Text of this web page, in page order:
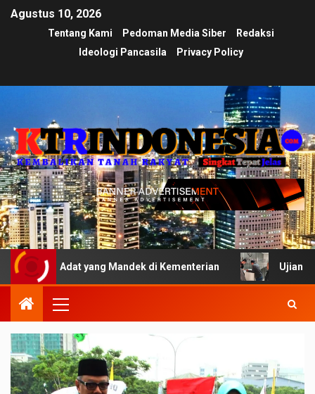
Agustus 10, 2026
Tentang Kami Pedoman Media Siber
Redaksi
Ideologi Pancasila
Privacy Policy
yang Mandek di Kementerian Ujian Transparansi